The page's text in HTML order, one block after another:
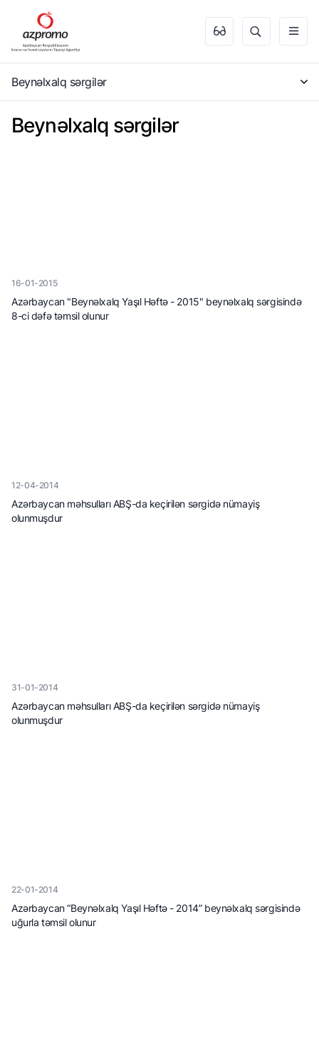
Beynəlxalq sərgilər
Beynəlxalq sərgilər
16-01-2015
Azərbaycan "Beynəlxalq Yaşıl Həftə - 2015" beynəlxalq sərgisində
8-ci dəfə təmsil olunur
12-04-2014
Azərbaycan məhsulları ABŞ-da keçirilən sərgidə nümayiş
olunmuşdur
31-01-2014
Azərbaycan məhsulları ABŞ-da keçirilən sərgidə nümayiş
olunmuşdur
22-01-2014
Azərbaycan “Beynəlxalq Yaşıl Həftə - 2014” beynəlxalq sərgisində
uğurla təmsil olunur